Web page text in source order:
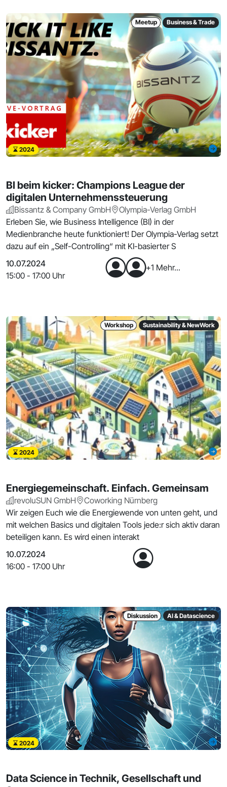
Meetup Business & Trade
2024
BI beim kicker: Champions League der
digitalen Unternehmenssteuerung
Bissantz & Company GmbH
Olympia-Verlag GmbH
Erleben Sie, wie Business Intelligence (BI) in der
Medienbranche heute funktioniert! Der Olympia-Verlag setzt
dazu auf ein „Self-Controlling“ mit KI-basierter S
10.07.2024
15:00 - 17:00 Uhr
+1 Mehr...
Workshop Sustainability & NewWork
2024
Energiegemeinschaft. Einfach. Gemeinsam
revoluSUN GmbH
Coworking Nürnberg
Wir zeigen Euch wie die Energiewende von unten geht, und
mit welchen Basics und digitalen Tools jede:r sich aktiv daran
beteiligen kann. Es wird einen interakt
10.07.2024
16:00 - 17:00 Uhr
Diskussion AI & Datascience
2024
Data Science in Technik, Gesellschaft und